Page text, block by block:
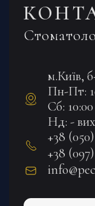
м.Київ,
Пн-Пт:
Сб:
Нд: -
+38
+38